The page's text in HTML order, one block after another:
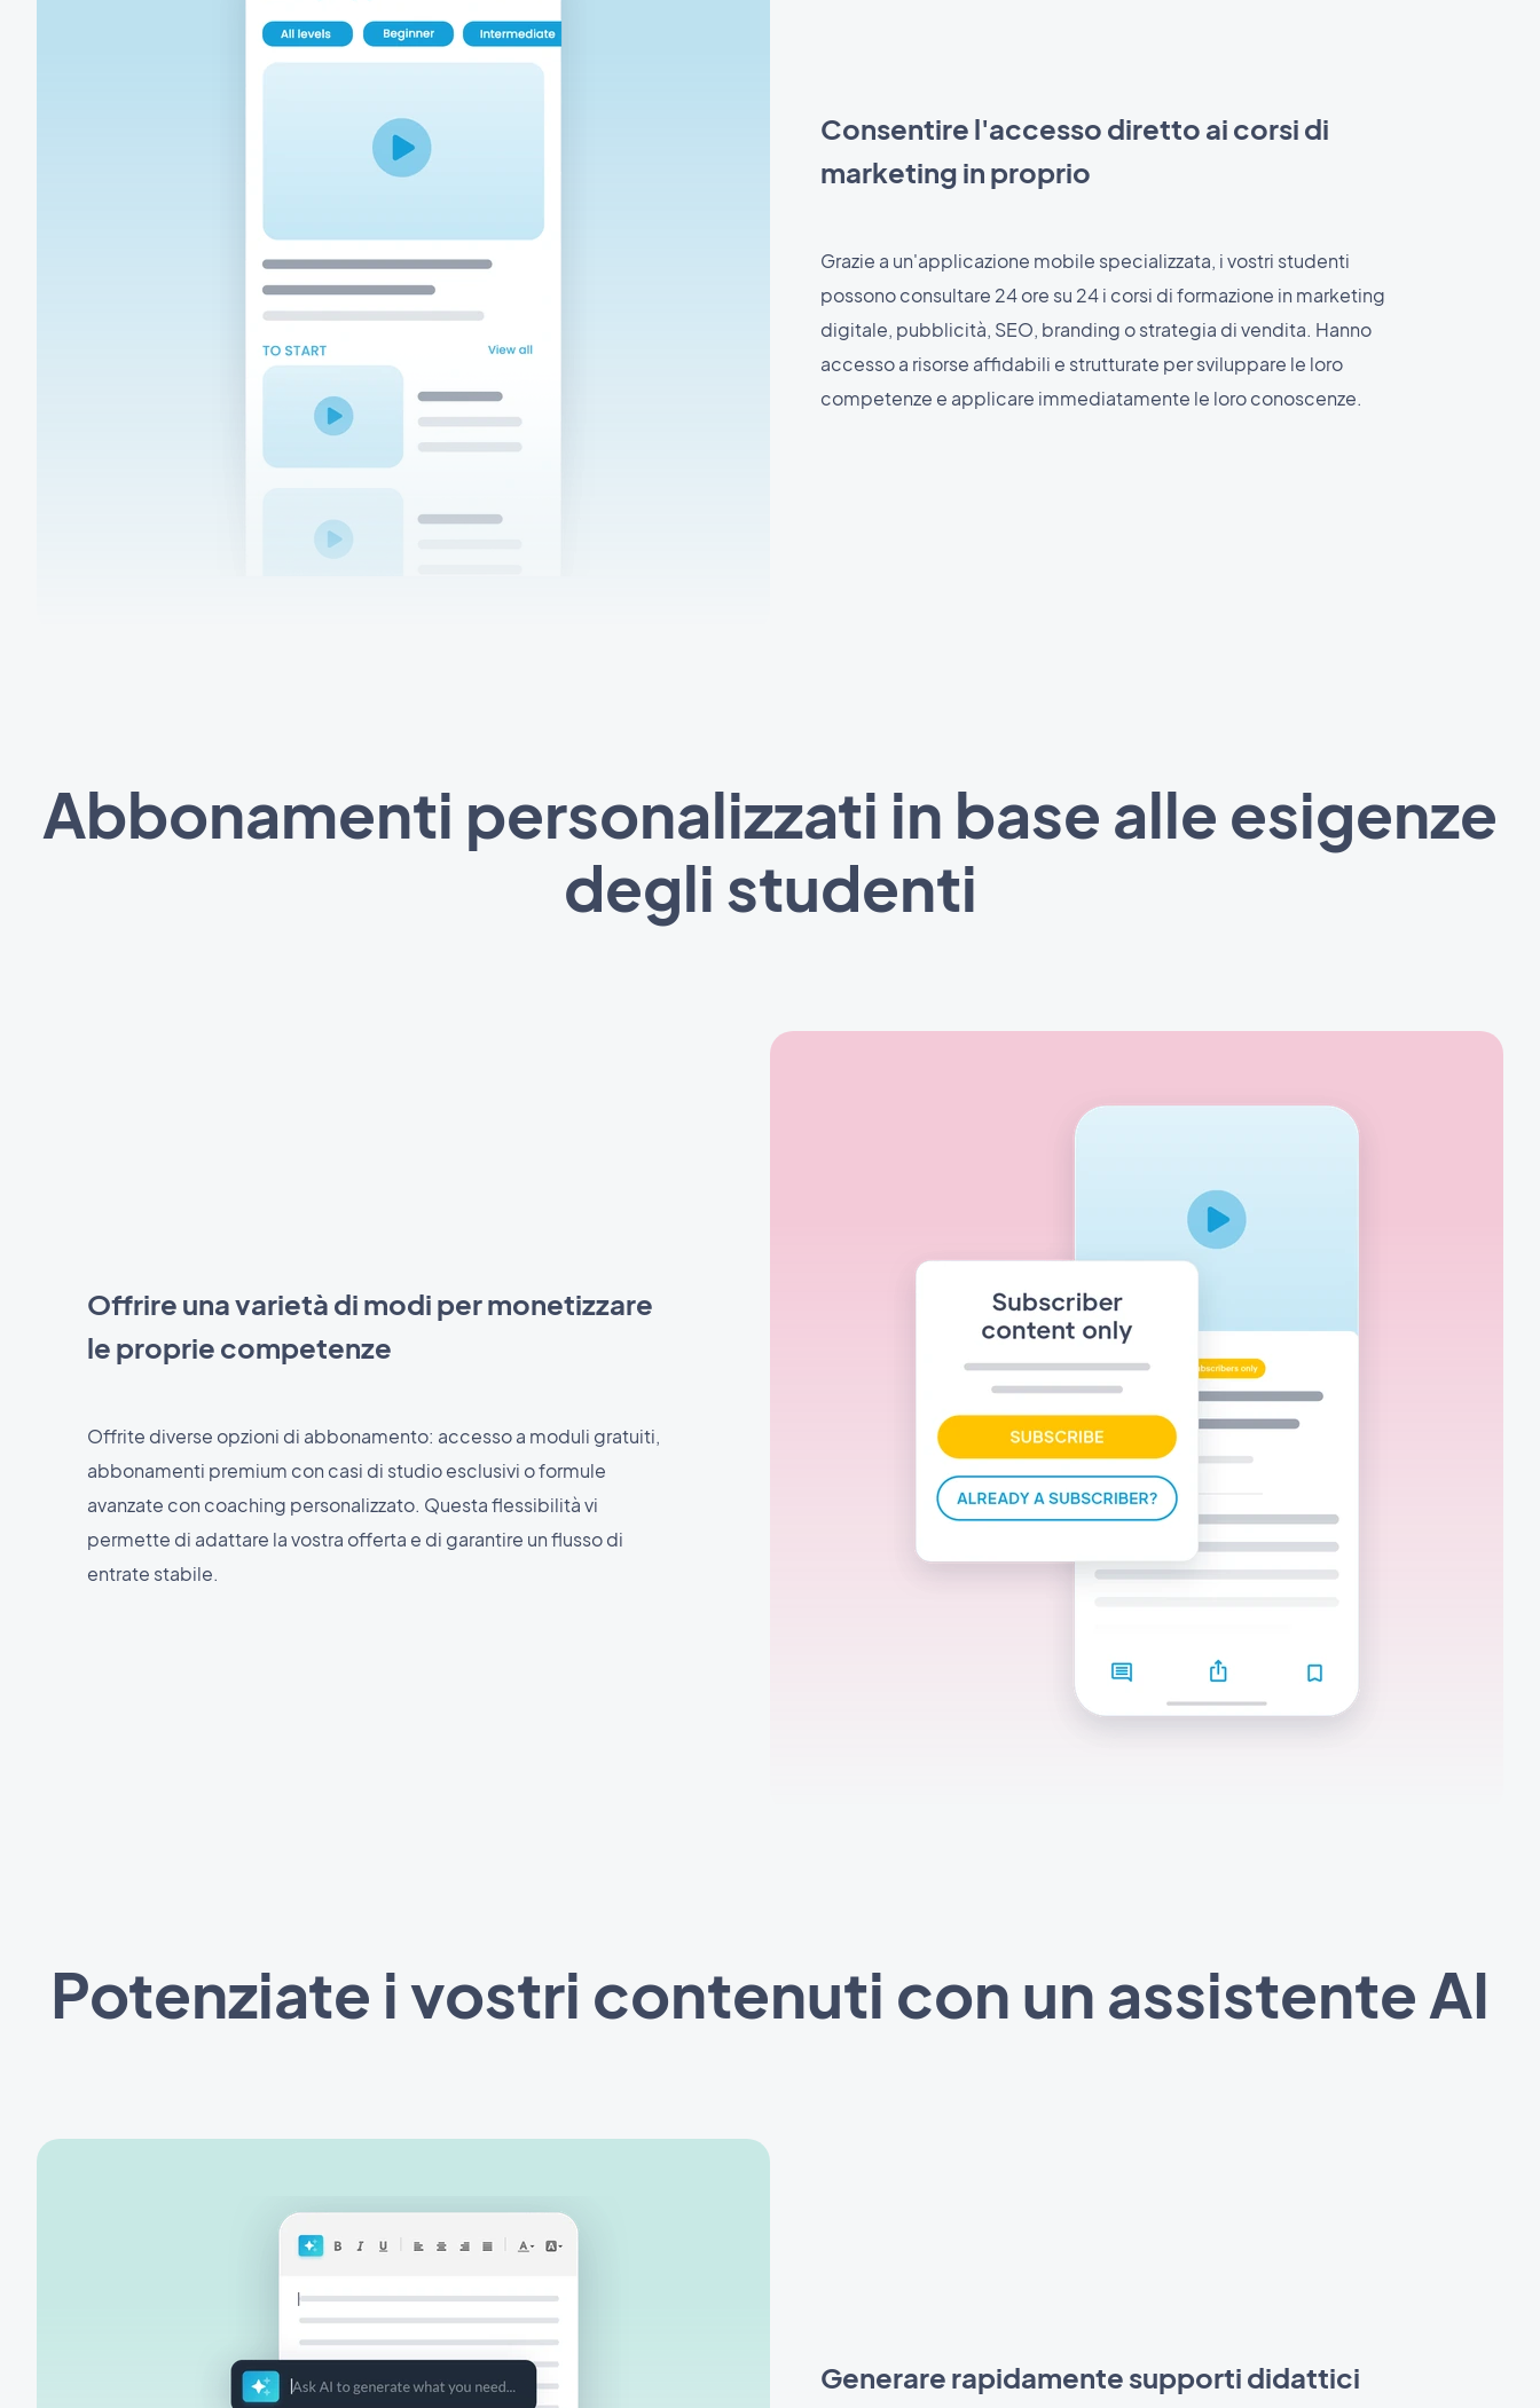
Consentire l'accesso diretto ai corsi di
marketing in proprio
Grazie a un'applicazione mobile specializzata, i vostri studenti
possono consultare 24 ore su 24 i corsi di formazione in marketing
digitale, pubblicità, SEO, branding o strategia di vendita. Hanno
accesso a risorse affidabili e strutturate per sviluppare le loro
competenze e applicare immediatamente le loro conoscenze.
Abbonamenti personalizzati in base alle esigenze
degli studenti
Offrire una varietà di modi per monetizzare
le proprie competenze
Offrite diverse opzioni di abbonamento: accesso a moduli gratuiti,
abbonamenti premium con casi di studio esclusivi o formule
avanzate con coaching personalizzato. Questa flessibilità vi
permette di adattare la vostra offerta e di garantire un flusso di
entrate stabile.
Potenziate i vostri contenuti con un assistente AI
Generare rapidamente supporti didattici